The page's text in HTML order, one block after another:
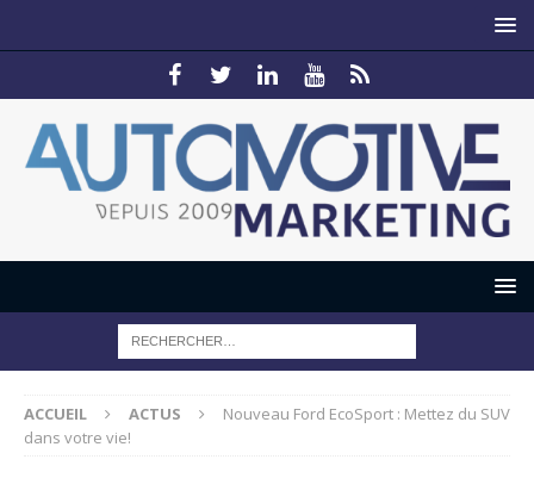
ACCUEIL ACTUS
Nouveau Ford EcoSport : Mettez du SUV
dans votre vie!